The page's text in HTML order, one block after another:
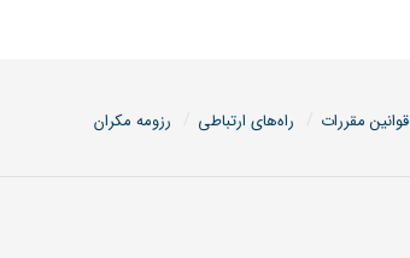
قوانین مقررات راه‌های ارتباطی رزومه مکران